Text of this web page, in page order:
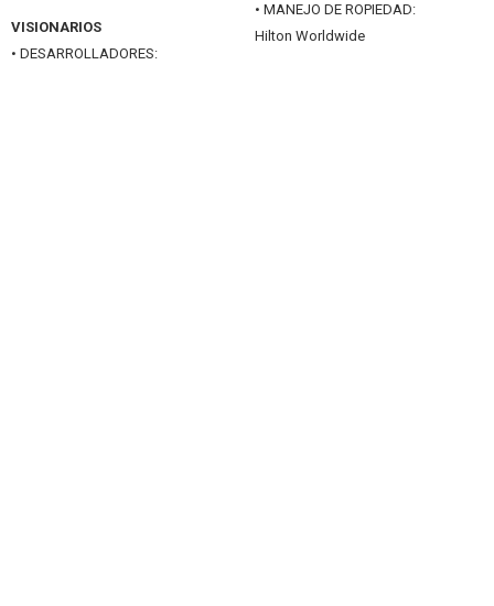
VISIONARIOS
• DESARROLLADORES:
• MANEJO DE ROPIEDAD:
Hilton Worldwide